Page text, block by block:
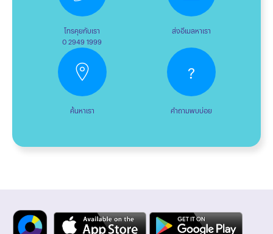
โทรคุยกับเรา
0 2949 1999
ส่งอีเมลหาเรา
ค้นหาเรา
?
คำถามพบบ่อย